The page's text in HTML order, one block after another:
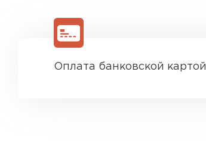
Оплата банковской картой
Водосточная система